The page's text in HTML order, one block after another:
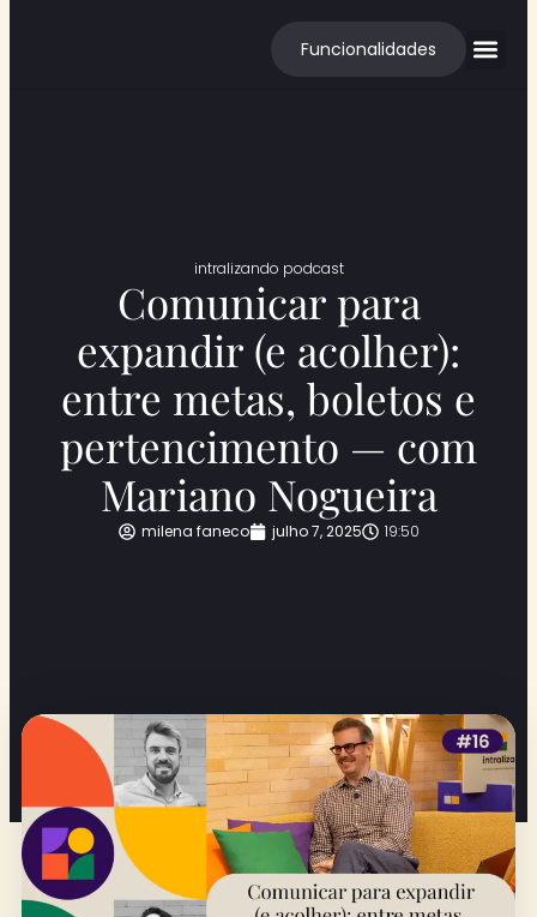
Funcionalidades
intralizando podcast
Comunicar para
expandir (e acolher):
entre metas, boletos e
pertencimento — com
Mariano Nogueira
milena faneco julho 7, 2025 19:50